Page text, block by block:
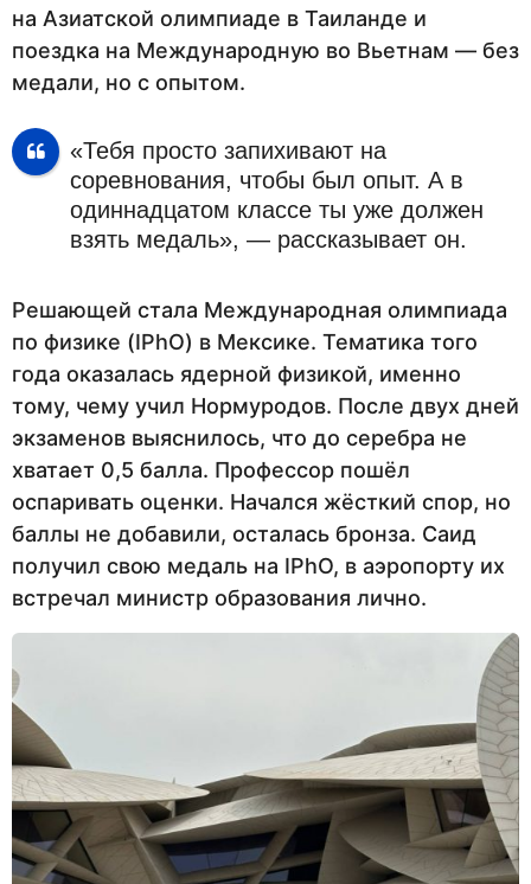
на Азиатской олимпиаде в Таиланде и
поездка на Международную во Вьетнам — без
медали, но с опытом.
«Тебя просто запихивают на
соревнования, чтобы был опыт. А в
одиннадцатом классе ты уже должен
взять медаль», — рассказывает он.
Решающей стала Международная олимпиада
по физике (IPhO) в Мексике. Тематика того
года оказалась ядерной физикой, именно
тому, чему учил Нормуродов. После двух дней
экзаменов выяснилось, что до серебра не
хватает 0,5 балла. Профессор пошёл
оспаривать оценки. Начался жёсткий спор, но
баллы не добавили, осталась бронза. Саид
получил свою медаль на IPhO, в аэропорту их
встречал министр образования лично.